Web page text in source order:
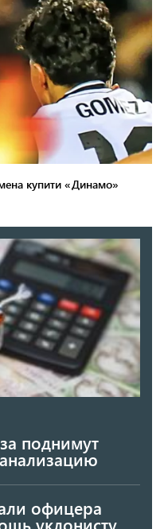
поднимут
офицера
уклонисту